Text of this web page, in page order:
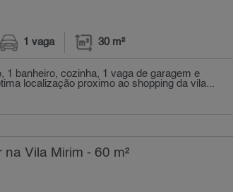
1 vaga 30 m²
1 banheiro, cozinha, 1 vaga de garagem e
localização proximo ao shopping da vila...
Vila Mirim - 60 m²